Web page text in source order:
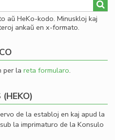
aŭ HeKo-kodo. Minuskloj kaj
ankaŭ en x-formato.
per la reta formularo.
de la establoj en kaj apud la
la imprimaturo de la Konsulo